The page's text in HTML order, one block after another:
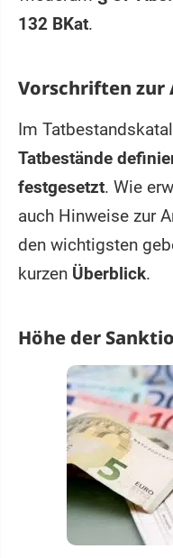
132 BKat.
Vorschriften zur
Im
Tatbestände
festgesetzt. Wie
auch Hinweise zur
den wichtigsten
kurzen Überblick.
Höhe der